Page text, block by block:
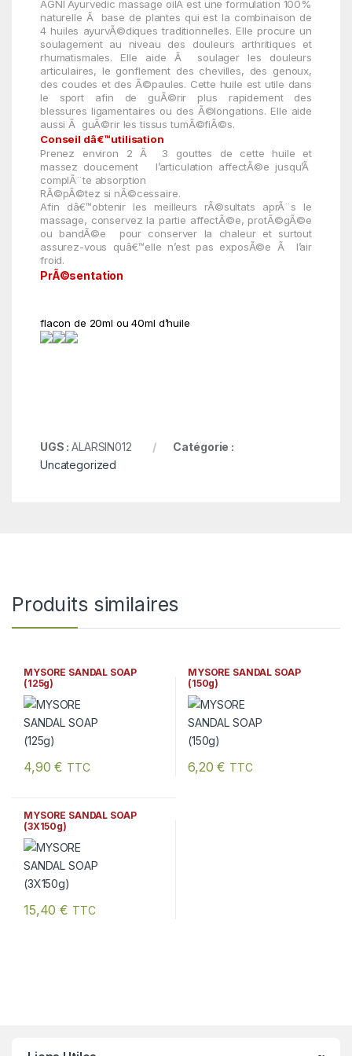
AGNI Ayurvedic massage oilÂ est une formulation 100%
naturelle Ã base de plantes qui est la combinaison de
4 huiles ayurvÃ©diques traditionnelles. Elle procure un
soulagement au niveau des
douleurs arthritiques et
rhumatismales. Elle aide Ã soulager les douleurs
articulaires, le gonflement des chevilles, des genoux,
des coudes et des Ã©paules. Cette huile est utile dans
le sport afin de guÃ©rir plus rapidement des
blessures ligamentaires ou des Ã©longations. Elle aide
aussi Ã guÃ©rir les tissus tumÃ©fiÃ©s.
Conseil dâ€™utilisation
Prenez
environ 2 Ã 3
gouttes de cette huile et
massez doucement l’articulation affectÃ©e jusqu’Ã
complÃ¨te absorption
RÃ©pÃ©tez si nÃ©cessaire.
Afin dâ€™obtenir les meilleurs rÃ©sultats aprÃ¨s le
massage, conservez la partie affectÃ©e, protÃ©gÃ©e
ou bandÃ©e
pour conserver la chaleuret surtout
assurez-vous
quâ€™elle n’est pas exposÃ©e Ã
l’air
froid.
PrÃ©sentation
flacon de 20ml ou 40ml d’huile
UGS :ALARSIN012
Catégorie :
Uncategorized
Produits similaires
MYSORE SANDAL SOAP
(125g)
4,90€ TTC
MYSORE SANDAL SOAP
(150g)
6,20€ TTC
MYSORE SANDAL SOAP
(3X150g)
15,40€ TTC